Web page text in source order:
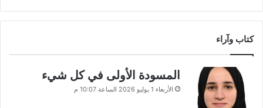
كتاب وآراء
المسودة الأولى في كل شيء
الأربعاء 1 يوليو 2026 الساعة 10:07 م